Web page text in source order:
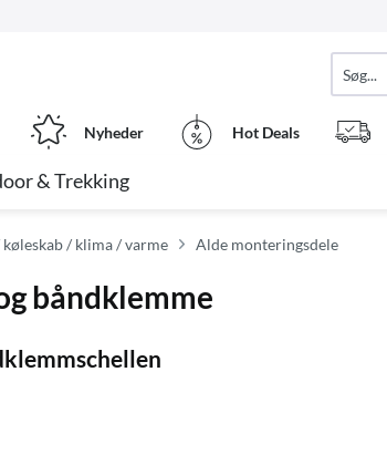
Nyheder Hot Deals
& Trekking
/ klima / varme Alde monteringsdele
båndklemme